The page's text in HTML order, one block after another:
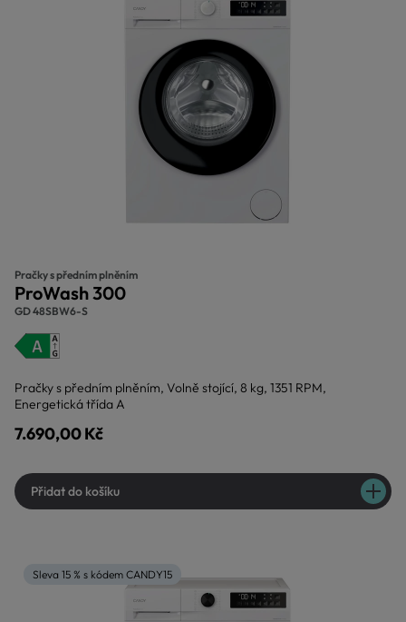
Pračky s předním plněním
ProWash 300
GD 48SBW6-S
Pračky s předním plněním, Volně stojící, 8 kg, 1351 RPM,
Energetická třída A
7.690,00 Kč
Přidat do košíku
Sleva 15 % s kódem CANDY15